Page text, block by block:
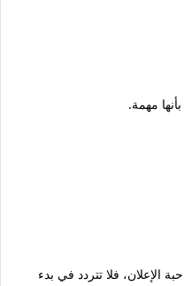
مهمة.
الإعلان، فلا تتردد في بدء